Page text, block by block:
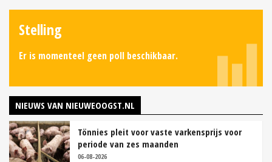
Stelling
Er is momenteel geen poll beschikbaar.
NIEUWS VAN NIEUWEOOGST.NL
Tönnies pleit voor vaste varkensprijs voor
periode van zes maanden
06-08-2026